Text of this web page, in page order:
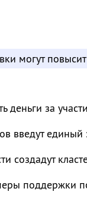
могут
деньги за
введут
создадут
поддержки